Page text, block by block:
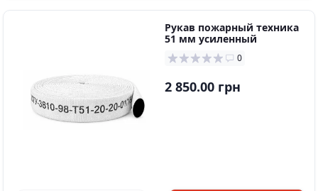
Рукав пожарный техника
51 мм усиленный
0
2 850.00 грн